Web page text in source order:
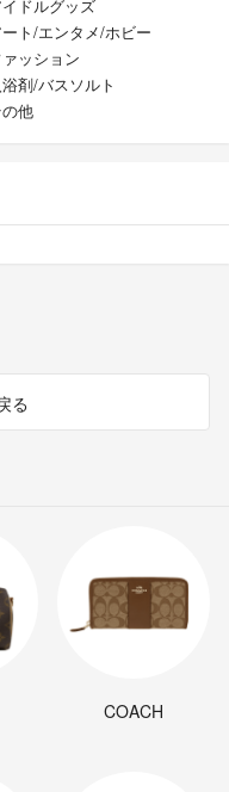
ドルグッズ
ト/エンタメ/ホビー
ッション
浴剤/バスソルト
他
る
COACH